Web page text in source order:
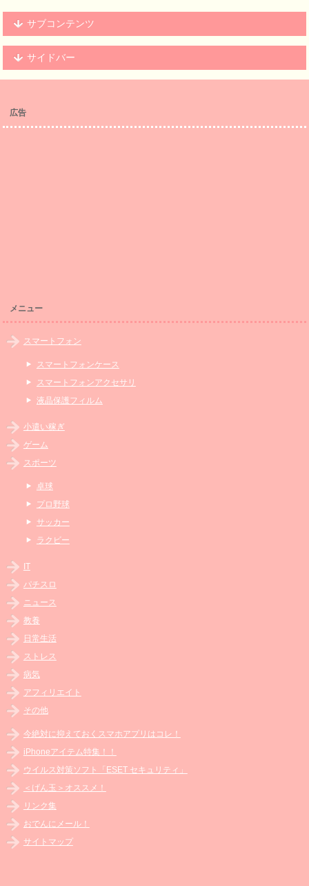
サブコンテンツ
サイドバー
広告
メニュー
スマートフォン
スマートフォンケース
スマートフォンアクセサリ
液晶保護フィルム
小遣い稼ぎ
ゲーム
スポーツ
卓球
プロ野球
サッカー
ラクビー
IT
パチスロ
ニュース
教養
日常生活
ストレス
病気
アフィリエイト
その他
今絶対に抑えておくスマホアプリはコレ！
iPhoneアイテム特集！！
ウイルス対策ソフト「ESET セキュリティ」
＜げん玉＞オススメ！
リンク集
おでんにメール！
サイトマップ